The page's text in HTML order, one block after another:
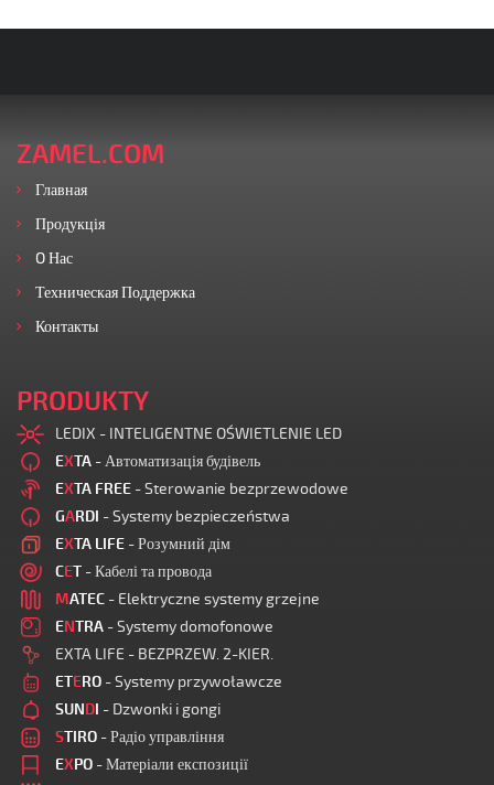
ZAMEL.COM
Главная
Продукція
O Нас
Техническая Поддержка
Контакты
PRODUKTY
LEDIX - INTELIGENTNE OŚWIETLENIE LED
EXTA - Автоматизація будівель
EXTA FREE - Sterowanie bezprzewodowe
GARDI - Systemy bezpieczeństwa
EXTA LIFE - Розумний дім
CET - Кабелі та провода
MATEC - Elektryczne systemy grzejne
ENTRA - Systemy domofonowe
EXTA LIFE - BEZPRZEW. 2-KIER.
ETERO - Systemy przywoławcze
SUNDI - Dzwonki i gongi
STIRO - Радіо управління
EXPO - Матеріали експозиції